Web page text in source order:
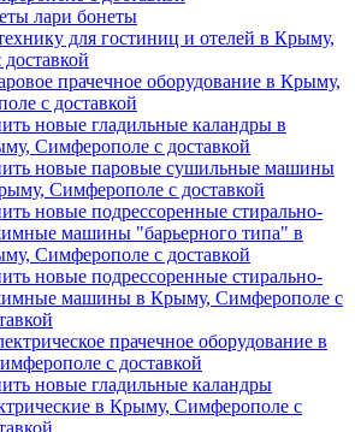
лари бонеты
для гостиниц и отелей в Крыму,
прачечное оборудование в Крыму,
с доставкой
новые гладильные каландры в
Симферополе с доставкой
новые паровые сушильные машины
Симферополе с доставкой
новые подрессоренные стирально-
машины "барьерного типа" в
Симферополе с доставкой
новые подрессоренные стирально-
машины в Крыму, Симферополе с
прачечное оборудование в
с доставкой
новые гладильные каландры
в Крыму, Симферополе с